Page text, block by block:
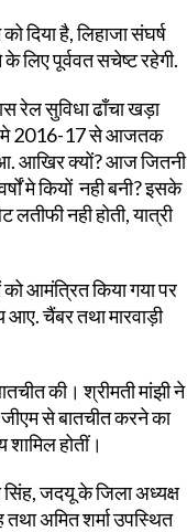
दिया है, लिहाजा संघर्ष
लिए पूर्ववत सचेष्ट रहेगी.
रेल सुविधा ढाँचा खड़ा
मे 2016-17 से आजतक
आखिर क्यों? आज जितनी
मे कियों नही बनी? इसके
नही होती, यात्री
आमंत्रित किया गया पर
चैंबर तथा मारवाड़ी
की। श्रीमती मांझी ने
जीएम से बातचीत करने का
शामिल होतीं।
जदयू के जिला अध्यक्ष
अमित शर्मा उपस्थित